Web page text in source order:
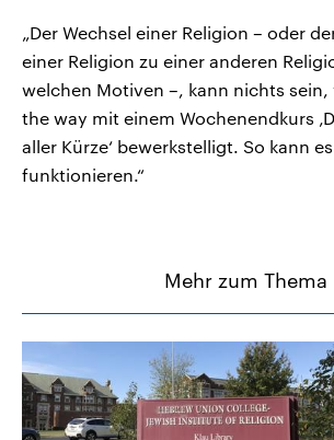
„Der Wechsel einer Religion – oder
einer Religion zu einer anderen
welchen Motiven –, kann nichts sein,
the way mit einem Wochenendkurs
aller Kürze‘ bewerkstelligt. So kann
funktionieren.“
Mehr zum Thema